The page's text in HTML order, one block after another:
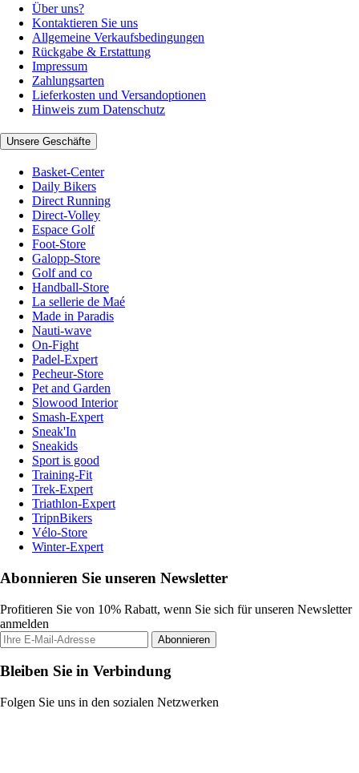
Über uns?
Kontaktieren Sie uns
Allgemeine Verkaufsbedingungen
Rückgabe & Erstattung
Impressum
Zahlungsarten
Lieferkosten und Versandoptionen
Hinweis zum Datenschutz
Unsere Geschäfte
Basket-Center
Daily Bikers
Direct Running
Direct-Volley
Espace Golf
Foot-Store
Galopp-Store
Golf and co
Handball-Store
La sellerie de Maé
Made in Paradis
Nauti-wave
On-Fight
Padel-Expert
Pecheur-Store
Pet and Garden
Slowood Interior
Smash-Expert
Sneak'In
Sneakids
Sport is good
Training-Fit
Trek-Expert
Triathlon-Expert
TripnBikers
Vélo-Store
Winter-Expert
Abonnieren Sie unseren Newsletter
Profitieren Sie von 10% Rabatt, wenn Sie sich für unseren Newsletter
anmelden
Abonnieren
Bleiben Sie in Verbindung
Folgen Sie uns in den sozialen Netzwerken